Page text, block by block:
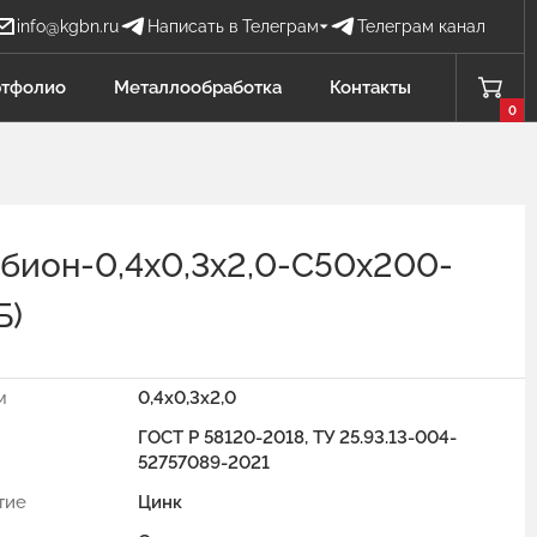
info@kgbn.ru Написать в Телеграм Телеграм канал
БН Бова Наталья
Отдел продаж
СВ Садков Владимир
ЛЮ
Отдел продаж Металлообработка
Металлообработка Контакты
0
0,4х0,3х2,0-С50х200-
0,4x0,3x2,0
ГОСТ Р 58120-2018, ТУ 25.93.13-004-
52757089-2021
Цинк